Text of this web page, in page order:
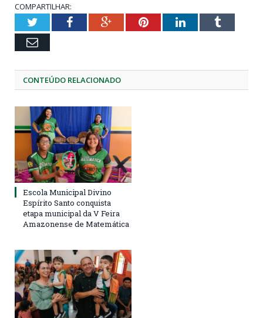
COMPARTILHAR:
TwitterFacebookGoogle+PinterestLinkedInTumblr
Email
CONTEÚDO RELACIONADO
Escola Municipal Divino
Espírito Santo conquista
etapa municipal da V Feira
Amazonense de Matemática